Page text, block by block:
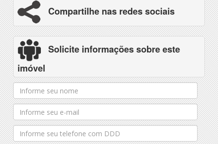
Compartilhe nas redes sociais
Solicite informações sobre este
imóvel